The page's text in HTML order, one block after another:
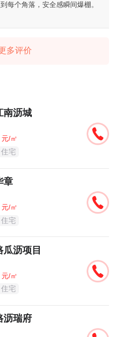
每个角落，安全感瞬间爆棚。
多评价
南沥城
元/㎡
住宅
章
元/㎡
住宅
瓜沥项目
元/㎡
住宅
沥瑞府